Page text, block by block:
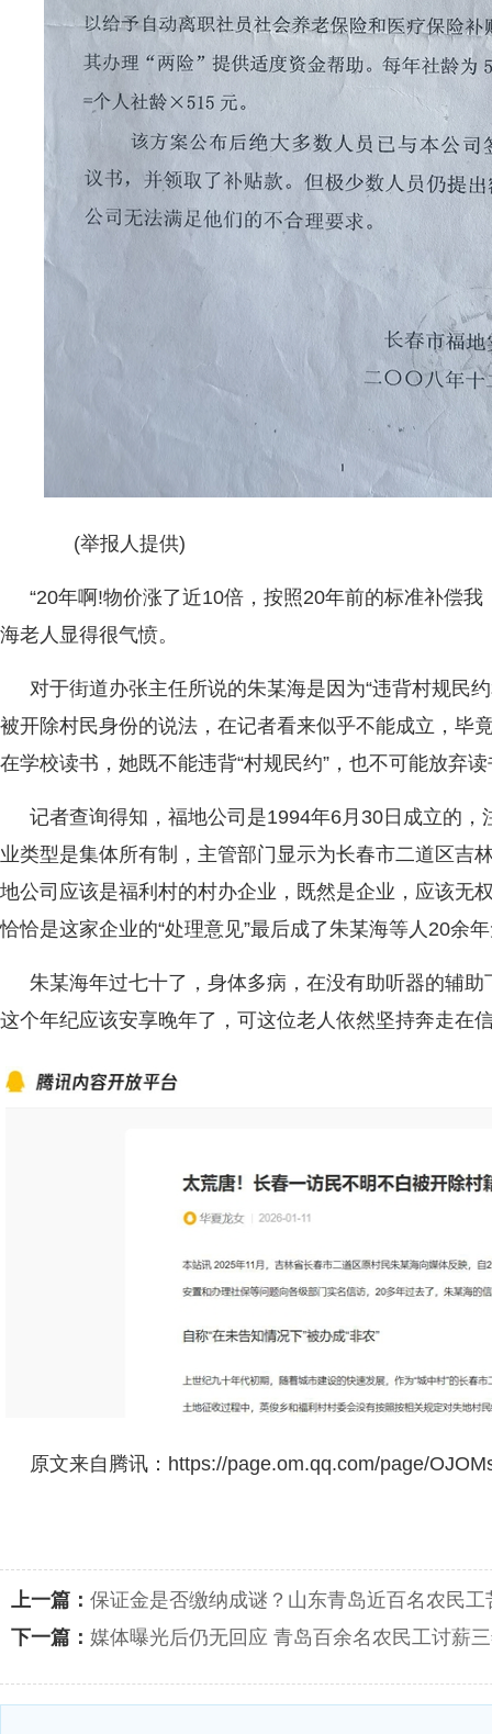
(举报人提供)
“20年啊!物价涨了近10倍，按照20年前的标准补偿我
海老人显得很气愤。
对于街道办张主任所说的朱某海是因为“违背村规民
被开除村民身份的说法，在记者看来似乎不能成立，毕
在学校读书，她既不能违背“村规民约”，也不可能放弃
记者查询得知，福地公司是1994年6月30日成立的，
业类型是集体所有制，主管部门显示为长春市二道区吉
地公司应该是福利村的村办企业，既然是企业，应该无
恰恰是这家企业的“处理意见”最后成了朱某海等人20余
朱某海年过七十了，身体多病，在没有助听器的辅
这个年纪应该安享晚年了，可这位老人依然坚持奔走在
原文来自腾讯：https://page.om.qq.com/page/
上一篇： 保证金是否缴纳成谜？山东青岛近百名农民
下一篇： 媒体曝光后仍无回应 青岛百余名农民工讨薪